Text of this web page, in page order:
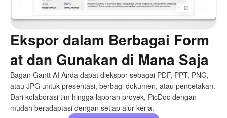
Ekspor dalam Berbagai Form
at dan Gunakan di Mana Saja
Bagan Gantt AI Anda dapat diekspor sebagai PDF, PPT, PNG,
atau JPG untuk presentasi, berbagi dokumen, atau pencetakan.
Dari kolaborasi tim hingga laporan proyek, PicDoc dengan
mudah beradaptasi dengan setiap alur kerja.